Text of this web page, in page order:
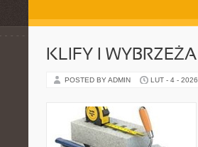
KLIFY I WYBRZEŻA
POSTED BY ADMIN LUT - 4 - 2026